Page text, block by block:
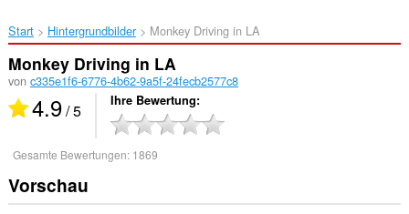
Start Hintergrundbilder Monkey Driving in LA‎
Monkey Driving in LA
von c335e1f6-6776-4b62-9a5f-24fecb2577c8
4.9/ 5 Ihre Bewertung
Gesamte Bewertungen: 1869
Vorschau